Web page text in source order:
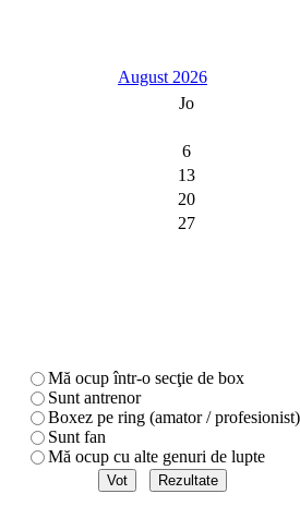
August 2026
Jo
6
13
20
27
Mă ocup într-o secţie de box
Sunt antrenor
Boxez pe ring (amator / profesionist)
Sunt fan
Mă ocup cu alte genuri de lupte